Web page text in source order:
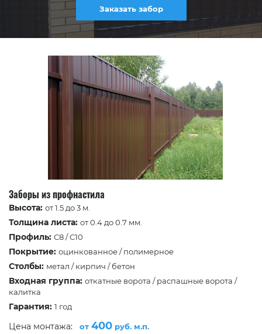
Заказать забор
Заборы из профнастила
Высота: от 1.5 до 3 м.
Толщина листа: от 0.4 до 0.7 мм.
Профиль: С8 / C10
Покрытие: оцинкованное / полимерное
Столбы: метал / кирпич / бетон
Входная группа: откатные ворота / распашные ворота /
калитка
Гарантия: 1 год
Цена монтажа: от 400 руб. м.п.